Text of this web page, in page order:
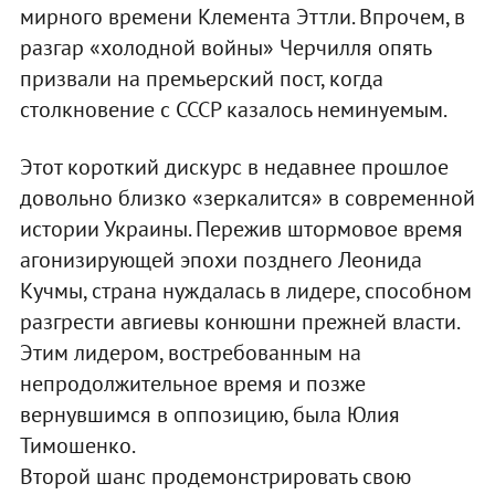
мирного времени Клемента Эттли. Впрочем, в
разгар «холодной войны» Черчилля опять
призвали на премьерский пост, когда
столкновение с СССР казалось неминуемым.
Этот короткий дискурс в недавнее прошлое
довольно близко «зеркалится» в современной
истории Украины. Пережив штормовое время
агонизирующей эпохи позднего Леонида
Кучмы, страна нуждалась в лидере, способном
разгрести авгиевы конюшни прежней власти.
Этим лидером, востребованным на
непродолжительное время и позже
вернувшимся в оппозицию, была Юлия
Тимошенко.
Второй шанс продемонстрировать свою